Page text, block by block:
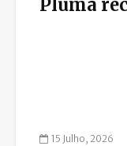
15 Julho, 2026